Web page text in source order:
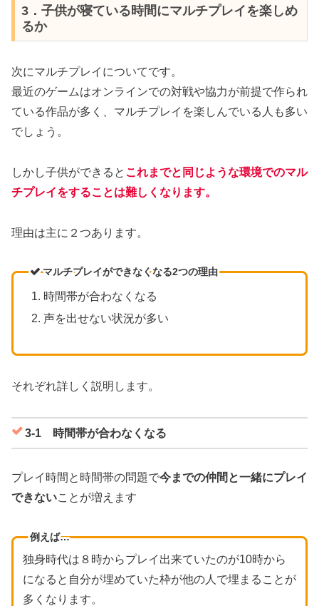
3．子供が寝ている時間にマルチプレイを楽しめ
るか
次にマルチプレイについてです。
最近のゲームはオンラインでの対戦や協力が前提で作られ
ている作品が多く、マルチプレイを楽しんでいる人も多い
でしょう。
しかし子供ができると これまでと同じような環境でのマル
チプレイをすることは難しくなります。
理由は主に２つあります。
マルチプレイができなくなる2つの理由
時間帯が合わなくなる
声を出せない状況が多い
それぞれ詳しく説明します。
3-1 時間帯が合わなくなる
プレイ時間と時間帯の問題で今までの仲間と一緒にプレイ
できないことが増えます
例えば…
独身時代は８時からプレイ出来ていたのが10時から
になると自分が埋めていた枠が他の人で埋まることが
多くなります。